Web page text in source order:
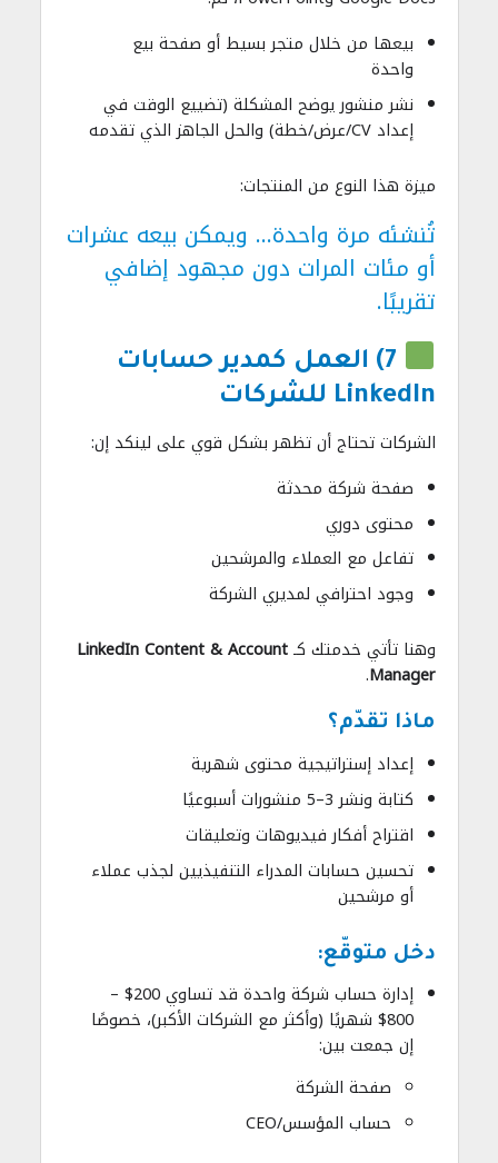
بيعها من خلال متجر بسيط أو صفحة بيع
واحدة
نشر منشور يوضح المشكلة (تضييع الوقت في
إعداد CV/عرض/خطة) والحل الجاهز الذي تقدمه
ميزة هذا النوع من المنتجات:
تُنشئه مرة واحدة… ويمكن بيعه عشرات
أو مئات المرات دون مجهود إضافي
تقريبًا.
7) العمل كمدير حسابات
LinkedIn للشركات
الشركات تحتاج أن تظهر بشكل قوي على لينكد إن:
صفحة شركة محدثة
محتوى دوري
تفاعل مع العملاء والمرشحين
وجود احترافي لمديري الشركة
وهنا تأتي خدمتك كـLinkedIn Content & Account
Manager
.
ماذا تقدّم؟
إعداد إستراتيجية محتوى شهرية
كتابة ونشر 3–5 منشورات أسبوعيًا
اقتراح أفكار فيديوهات وتعليقات
تحسين حسابات المدراء التنفيذيين لجذب عملاء
أو مرشحين
دخل متوقّع:
إدارة حساب شركة واحدة قد تساوي 200$ –
800$ شهريًا (وأكثر مع الشركات الأكبر)، خصوصًا
إن جمعت بين:
صفحة الشركة
حساب المؤسس/CEO